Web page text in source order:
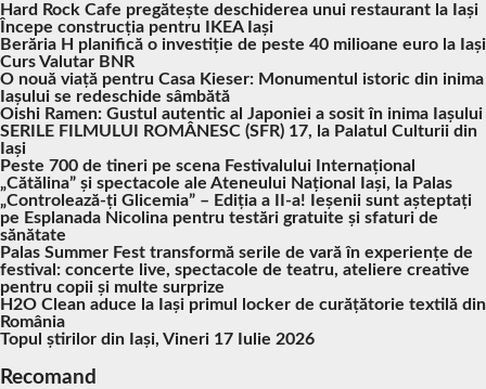
Hard Rock Cafe pregătește deschiderea unui restaurant la Iași
Începe construcția pentru IKEA Iași
Berăria H planifică o investiție de peste 40 milioane euro la Iași
Curs Valutar BNR
O nouă viață pentru Casa Kieser: Monumentul istoric din inima
Iașului se redeschide sâmbătă
Oishi Ramen: Gustul autentic al Japoniei a sosit în inima Iașului
SERILE FILMULUI ROMÂNESC (SFR) 17, la Palatul Culturii din
Iași
Peste 700 de tineri pe scena Festivalului Internațional
„Cătălina” și spectacole ale Ateneului Național Iași, la Palas
„Controlează-ți Glicemia” – Ediția a II-a! Ieșenii sunt așteptați
pe Esplanada Nicolina pentru testări gratuite și sfaturi de
sănătate
Palas Summer Fest transformă serile de vară în experiențe de
festival: concerte live, spectacole de teatru, ateliere creative
pentru copii și multe surprize
H2O Clean aduce la Iași primul locker de curățătorie textilă din
România
Topul știrilor din Iași, Vineri 17 Iulie 2026
Recomand